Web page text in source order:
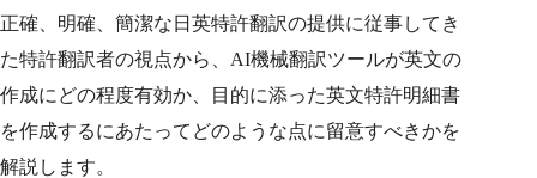
正確、明確、簡潔な日英特許翻訳の提供に従事してき
た特許翻訳者の視点から、 AI機械翻訳ツールが英文の
作成にどの程度有効か、目的に添った英文特許明細書
を作成するにあたってどのような点に留意すべきかを
解説します。